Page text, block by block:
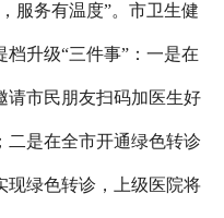
务有温度”。市卫生健
升级“三件事”：一是在
请市民朋友扫码加医生好
二是在全市开通绿色转诊
现绿色转诊，上级医院将